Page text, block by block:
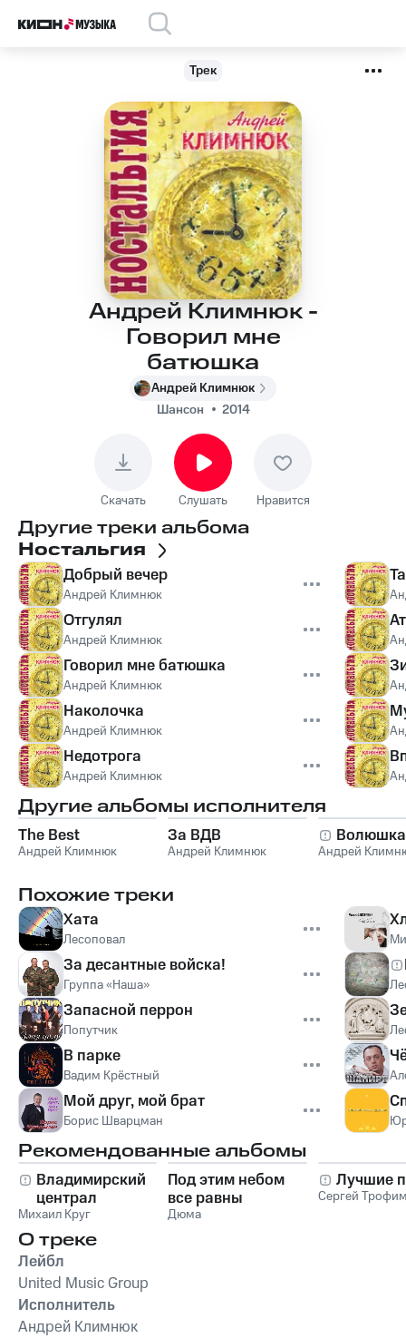
Трек
Андрей Климнюк -
Говорил мне
батюшка
Андрей Климнюк
Шансон
2014
Скачать Слушать Нравится
Другие треки альбома
Ностальгия
Добрый вечер
Андрей Климнюк
Отгулял
Андрей Климнюк
Говорил мне батюшка
Андрей Климнюк
Наколочка
Андрей Климнюк
Недотрога
Андрей Климнюк
Другие альбомы исполнителя
The Best
Андрей Климнюк
За ВДВ
Андрей Климнюк
Волюшка
Андрей
Похожие треки
Хата
Лесоповал
За десантные войска!
Группа «Наша»
Запасной перрон
Попутчик
В парке
Вадим Крёстный
Мой друг, мой брат
Борис Шварцман
Рекомендованные альбомы
Владимирский
централ
Михаил Круг
Под этим небом
все равны
Дюма
Лучшие
Сергей
О треке
Лейбл
United Music Group
Исполнитель
Андрей Климнюк